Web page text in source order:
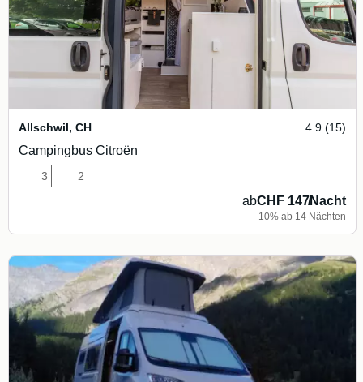
Allschwil, CH 4.9 (15)
Campingbus Citroën
3 2
abCHF 147/Nacht
-10% ab 14 Nächten